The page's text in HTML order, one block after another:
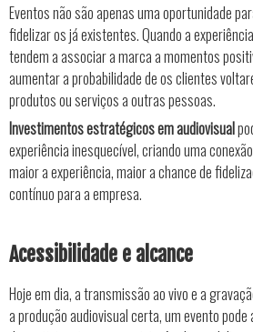
Eventos não são apenas uma oportunidade
fidelizar os já existentes. Quando a
tendem a associar a marca a momentos
aumentar a probabilidade de os clientes
produtos ou serviços a outras pessoas.
Investimentos estratégicos em audiovisual
experiência inesquecível, criando uma
maior a experiência, maior a chance de
contínuo para a empresa.
Acessibilidade e alcance
Hoje em dia, a transmissão ao vivo e a
a produção audiovisual certa, um evento